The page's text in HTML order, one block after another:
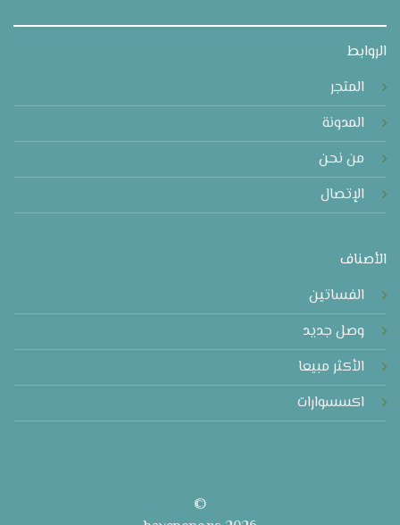
الروابط
المتجر
المدونة
من نحن
الإتصال
الأصناف
الفساتين
وصل جديد
الأكثر مبيعا
اكسسوارات
©